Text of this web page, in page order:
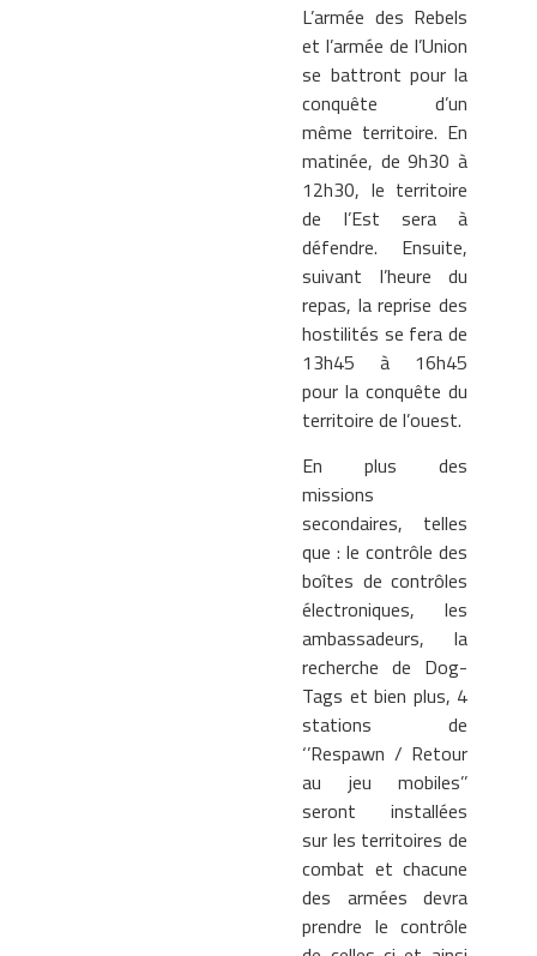
L’armée des Rebels
et l’armée de l’Union
se battront pour la
conquête d’un
même territoire. En
matinée, de 9h30 à
12h30, le territoire
de l’Est sera à
défendre. Ensuite,
suivant l’heure du
repas, la reprise des
hostilités se fera de
13h45 à 16h45
pour la conquête du
territoire de l’ouest.
En plus des
missions
secondaires, telles
que : le contrôle des
boîtes de contrôles
électroniques, les
ambassadeurs, la
recherche de Dog-
Tags et bien plus, 4
stations de
‘’Respawn / Retour
au jeu mobiles’’
seront installées
sur les territoires de
combat et chacune
des armées devra
prendre le contrôle